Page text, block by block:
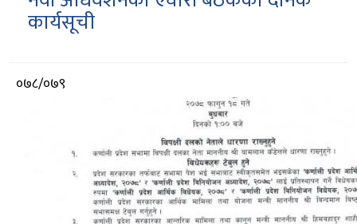
कार्यसूची
आर्थिक
०७८/०७९